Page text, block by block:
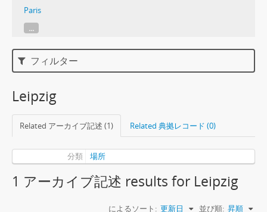
Paris
...
フィルター
Leipzig
Related アーカイブ記述 (1) Related 典拠レコード (0)
分類 場所
1 アーカイブ記述 results for Leipzig
によるソート: 更新日 並び順: 昇順